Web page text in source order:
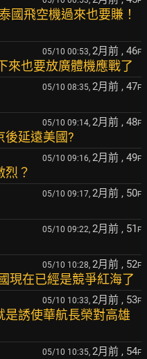
國飛空機過來也要賺！
05/10 00:53, 2月前 , 46F
來也要放廣體機應戰了
05/10 08:35, 2月前 , 47F
05/10 09:14, 2月前 , 48F
後延遠美國?
05/10 09:16, 2月前 , 49F
烈？
05/10 09:17, 2月前 , 50F
05/10 09:22, 2月前 , 51 F
05/10 10:28, 2月前 , 52F
現在已經是競爭紅海了
05/10 10:33, 2月前 , 53F
是誘使華航長榮對高雄
05/10 10:35, 2月前 , 54F